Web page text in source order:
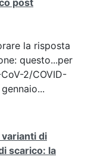
post
la risposta
questo...per
2/COVID-
di
scarico: la